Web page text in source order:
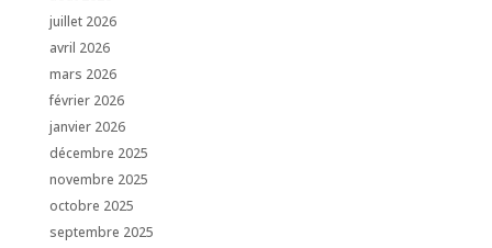
juillet 2026
avril 2026
mars 2026
février 2026
janvier 2026
décembre 2025
novembre 2025
octobre 2025
septembre 2025